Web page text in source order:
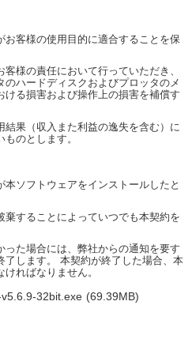
お客様の使用目的に適合することを保
様の責任において行っていただき、
ハードディスクおよびプロッタのメ
ける損害および操作上の損害を補償す
果（収入また利益の逸失を含む）に
のとします。
ソフトウェアをインストールしたと
棄することによっていつでも本契約を
った場合には、弊社からの通知を要す
了します。 本契約が終了した場合、本
ればなりません。
32bit.exe (69.39MB)